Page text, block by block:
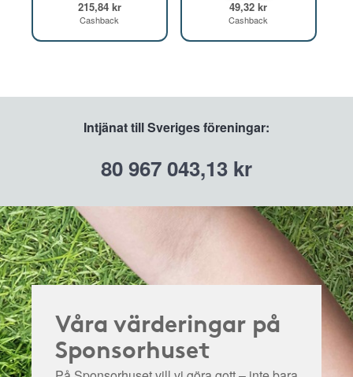
215,84 kr
Cashback
49,32 kr
Cashback
Intjänat till Sveriges föreningar:
80 967 043,13 kr
Våra värderingar på
Sponsorhuset